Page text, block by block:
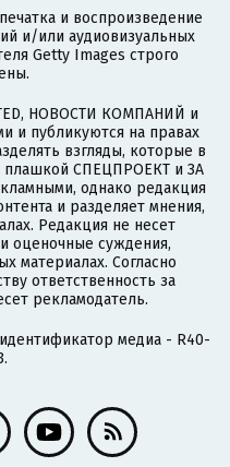
и воспроизведение
и/или аудиовизуальных
Getty Images строго
НОВОСТИ КОМПАНИЙ и
и публикуются на правах
взгляды, которые в
плашкой СПЕЦПРОЕКТ и ЗА
однако редакция
и разделяет мнения,
Редакция не несет
оценочные суждения,
материалах. Согласно
ответственность за
рекламодатель.
медиа - R40-